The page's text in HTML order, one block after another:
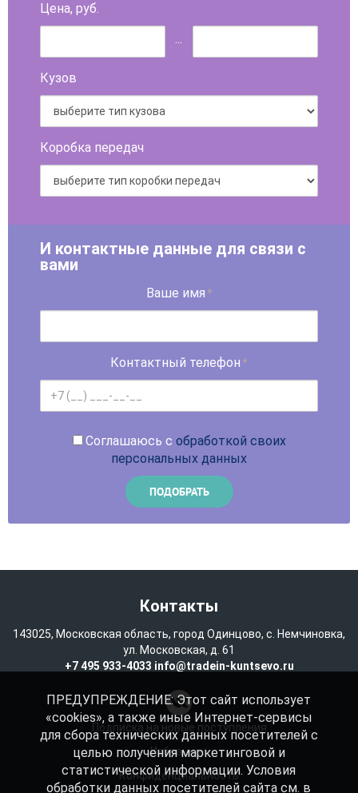
Цена, руб.
...
Кузов
Коробка передач
И контактные данные для связи с
вами
Ваше имя *
Контактный телефон *
Соглашаюсь с обработкой своих
персональных данных
Контакты
143025, Московская область, город Одинцово, с. Немчиновка,
ул. Московская, д. 61
+7 495 933-4033 info@tradein-kuntsevo.ru
Подписка на новые поступления
Избранное
Конфиденциальность
ПРЕДУПРЕЖДЕНИЕ: Этот сайт использует
«cookies», а также иные Интернет-сервисы
для сбора технических данных посетителей с
целью получения маркетинговой и
статистической информации. Условия
обработки данных посетителей сайта см. в